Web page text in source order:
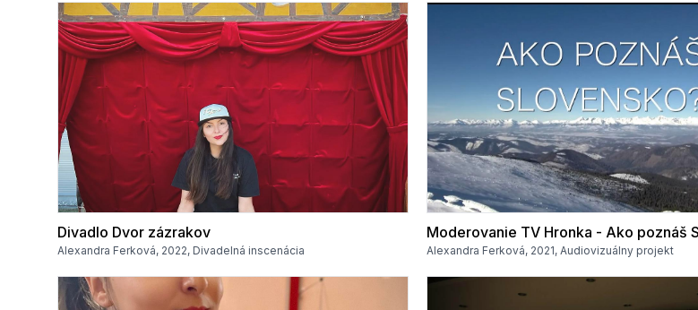
Divadlo Dvor zázrakov
Alexandra Ferková, 2022, Divadelná inscenácia
Moderovanie TV Hronka - Ako poznáš
Alexandra Ferková, 2021, Audiovizuálny projekt